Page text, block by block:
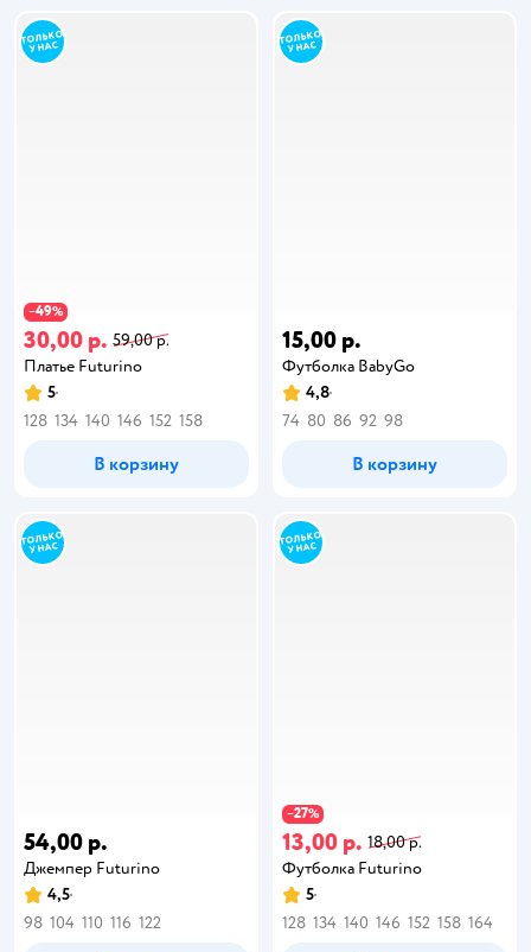
−49%
30,00 р. 59,00 р.
Платье Futurino
5
128 134 140 146 152 158
В корзину
15,00 р.
Футболка BabyGо
4,8
74 80 86 92 98
В корзину
54,00 р.
Джемпер Futurino
4,5
98 104 110 116 122
−27%
13,00 р. 18,00 р.
Футболка Futurino
5
128 134 140 146 152 158 164